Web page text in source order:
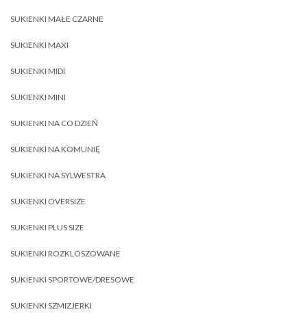
SUKIENKI MAŁE CZARNE
SUKIENKI MAXI
SUKIENKI MIDI
SUKIENKI MINI
SUKIENKI NA CO DZIEŃ
SUKIENKI NA KOMUNIĘ
SUKIENKI NA SYLWESTRA
SUKIENKI OVERSIZE
SUKIENKI PLUS SIZE
SUKIENKI ROZKLOSZOWANE
SUKIENKI SPORTOWE/DRESOWE
SUKIENKI SZMIZJERKI